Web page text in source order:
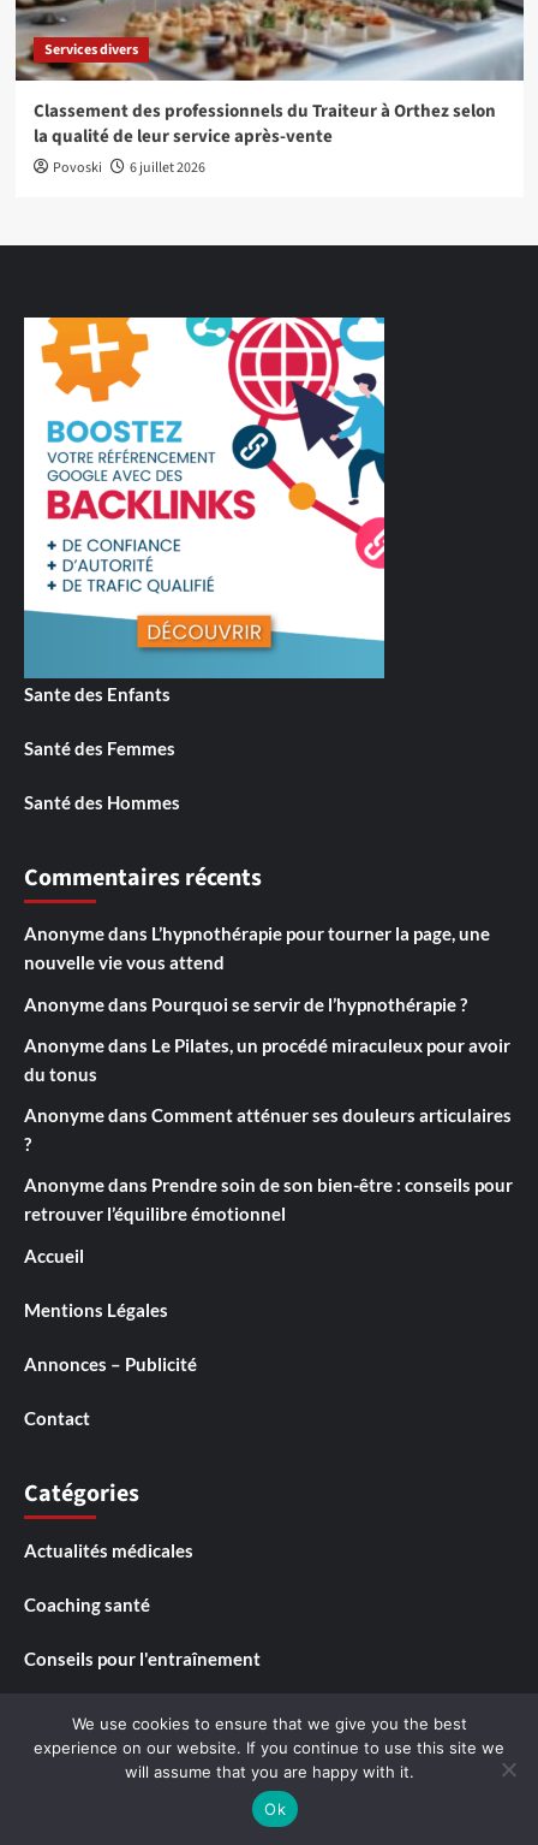
Services divers
Classement des professionnels du Traiteur à Orthez selon
la qualité de leur service après-vente
Povoski 6 juillet 2026
Sante des Enfants
Santé des Femmes
Santé des Hommes
Commentaires récents
Anonymedans L’hypnothérapie pour tourner la page, une
nouvelle vie vous attend
Anonymedans Pourquoi se servir de l’hypnothérapie ?
Anonymedans Le Pilates, un procédé miraculeux pour avoir
du tonus
Anonymedans Comment atténuer ses douleurs articulaires
?
Anonymedans Prendre soin de son bien-être : conseils pour
retrouver l’équilibre émotionnel
Accueil
Mentions Légales
Annonces – Publicité
Contact
Catégories
Actualités médicales
Coaching santé
Conseils pour l'entraînement
Développement personnel
Exercice et bien-être
Importance de l'activité physique
We use cookies to ensure that we give you the best
experience on our website. If you continue to use this site we
will assume that you are happy with it.
Ok